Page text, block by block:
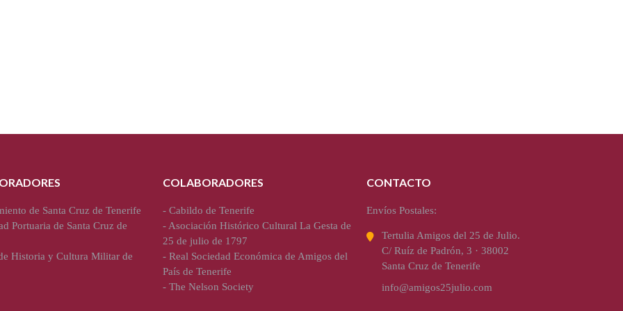
de Santa Cruz de Tenerife
Portuaria de Santa Cruz de
Historia y Cultura Militar de
COLABORADORES
- Cabildo de Tenerife
- Asociación Histórico Cultural La Gesta de
25 de julio de 1797
- Real Sociedad Económica de Amigos del
País de Tenerife
- The Nelson Society
CONTACTO
Envíos Postales:
Tertulia Amigos del 25 de Julio.
C/ Ruíz de Padrón, 3 · 38002
Santa Cruz de Tenerife
info@amigos25julio.com